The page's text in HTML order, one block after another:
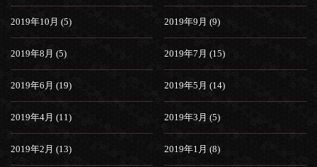
2019年10月 (5) 2019年9月 (9)
2019年8月 (5) 2019年7月 (15)
2019年6月 (19) 2019年5月 (14)
2019年4月 (11) 2019年3月 (5)
2019年2月 (13) 2019年1月 (8)